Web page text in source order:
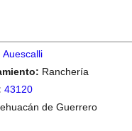
Auescalli
Ranchería
43120
de Guerrero